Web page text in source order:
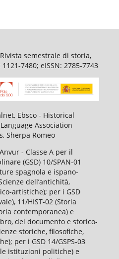
semestrale di storia,
7480; eISSN: 2785-7743
Ebsco - Historical
Association
Sherpa Romeo
- Classe A per il
(GSD) 10/SPAN-01
spagnola e ispano-
dell’antichità,
artistiche); per i GSD
11/HIST-02 (Storia
contemporanea) e
del documento e storico-
storiche, filosofiche,
per i GSD 14/GSPS-03
istituzioni politiche) e